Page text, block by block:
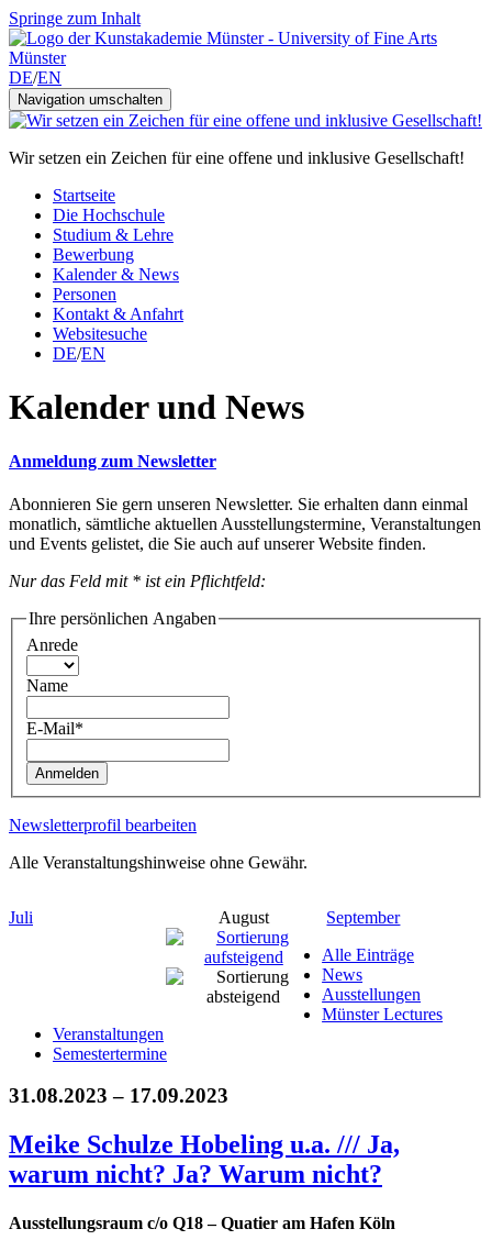
Springe zum Inhalt
DE/EN
Navigation umschalten
Wir setzen ein Zeichen für eine offene und inklusive Gesellschaft!
Startseite
Die Hochschule
Studium & Lehre
Bewerbung
Kalender & News
Personen
Kontakt & Anfahrt
Websitesuche
DE/EN
Kalender und News
Anmeldung zum Newsletter
Abonnieren Sie gern unseren Newsletter. Sie erhalten dann einmal
monatlich, sämtliche aktuellen Ausstellungstermine, Veranstaltungen
und Events gelistet, die Sie auch auf unserer Website finden.
Nur das Feld mit * ist ein Pflichtfeld:
Ihre persönlichen Angaben
Anrede
Name
E-Mail*
Anmelden
Newsletterprofil bearbeiten
Alle Veranstaltungshinweise ohne Gewähr.
Juli August
September
Alle Einträge
News
Ausstellungen
Münster Lectures
Veranstaltungen
Semestertermine
31.08.2023 – 17.09.2023
Meike Schulze Hobeling u.a. /// Ja,
warum nicht? Ja? Warum nicht?
Ausstellungsraum c/o Q18 – Quatier am Hafen Köln